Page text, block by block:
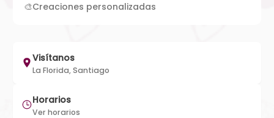
🎨Creaciones personalizadas
Visítanos
La Florida, Santiago
Horarios
Ver horarios